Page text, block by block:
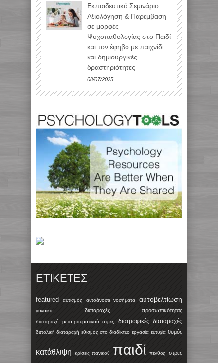
Εκπαιδευτικό Σεμινάριο:
Αξιολόγηση & Παρέμβαση
σε μορφές
Ψυχοπαθολογίας στο Παιδί
και τον έφηβο με παιχνίδι
και δημιουργικές
δραστηριότητες
08/07/2025
ΕΤΙΚΈΤΕΣ
featured αυτισμός αυτοάνοσα νοσήματα αυτοβελτίωση
γυναίκα διαταραχές προσωπικότητας
διαταραχή μετατραυματικού στρες διατροφικές διαταραχές
διπολική διαταραχή εθισμός στο διαδίκτυο εργασία ευτυχία θυμός
κατάθλιψη κρίσεις πανικού παιδί πένθος στρες